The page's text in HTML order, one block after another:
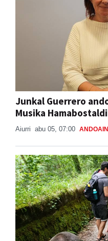
Junkal Guerrero
Musika
Aiurri abu 05, 07:00 ANDOAIN